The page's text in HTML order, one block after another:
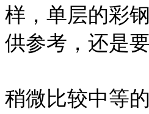
样，单层的彩
供参考，还是
稍微比较中等